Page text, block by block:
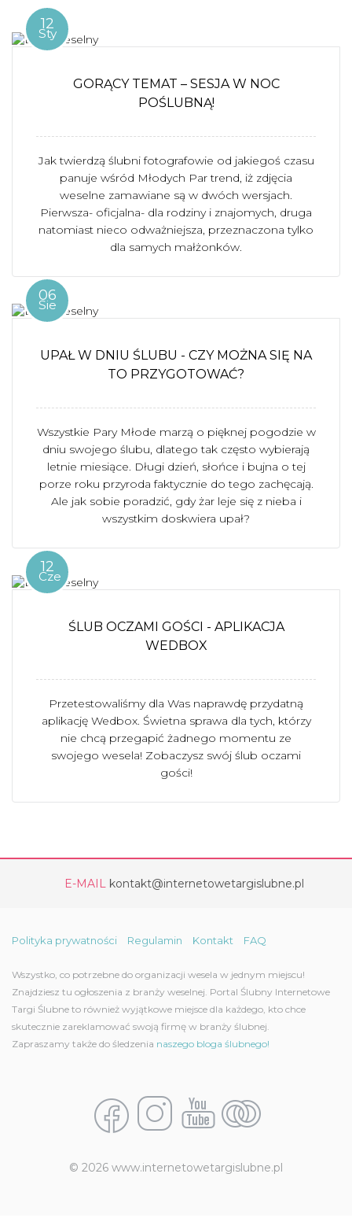
12
Sty
GORĄCY TEMAT – SESJA W NOC
POŚLUBNĄ!
Jak twierdzą ślubni fotografowie od jakiegoś czasu
panuje wśród Młodych Par trend, iż zdjęcia
weselne zamawiane są w dwóch wersjach.
Pierwsza- oficjalna- dla rodziny i znajomych, druga
natomiast nieco odważniejsza, przeznaczona tylko
dla samych małżonków.
06
Sie
UPAŁ W DNIU ŚLUBU - CZY MOŻNA SIĘ NA
TO PRZYGOTOWAĆ?
Wszystkie Pary Młode marzą o pięknej pogodzie w
dniu swojego ślubu, dlatego tak często wybierają
letnie miesiące. Długi dzień, słońce i bujna o tej
porze roku przyroda faktycznie do tego zachęcają.
Ale jak sobie poradzić, gdy żar leje się z nieba i
wszystkim doskwiera upał?
12
Cze
ŚLUB OCZAMI GOŚCI - APLIKACJA
WEDBOX
Przetestowaliśmy dla Was naprawdę przydatną
aplikację Wedbox. Świetna sprawa dla tych, którzy
nie chcą przegapić żadnego momentu ze
swojego wesela! Zobaczysz swój ślub oczami
gości!
E-MAIL kontakt@internetowetargislubne.pl
Polityka prywatności Regulamin Kontakt FAQ
Wszystko, co potrzebne do organizacji wesela w jednym miejscu!
Znajdziesz tu ogłoszenia z branży weselnej. Portal Ślubny Internetowe
Targi Ślubne to również wyjątkowe miejsce dla każdego, kto chce
skutecznie zareklamować swoją firmę w branży ślubnej.
Zapraszamy także do śledzenia naszego bloga ślubnego!
© 2026 www.internetowetargislubne.pl